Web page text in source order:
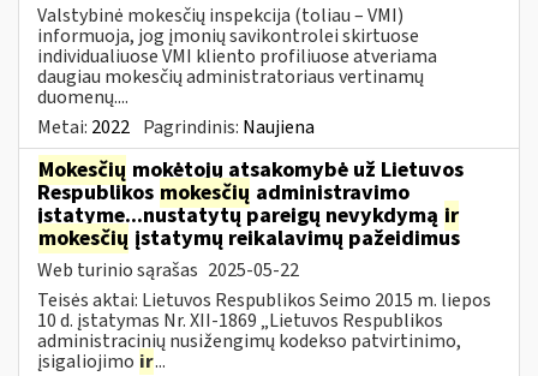
Valstybinė mokesčių inspekcija (toliau – VMI)
informuoja, jog įmonių savikontrolei skirtuose
individualiuose VMI kliento profiliuose atveriama
daugiau mokesčių administratoriaus vertinamų
duomenų....
Metai: 2022 Pagrindinis: Naujiena
Mokesčių mokėtojų atsakomybė už Lietuvos
Respublikos mokesčių administravimo
įstatyme...nustatytų pareigų nevykdymą ir
mokesčių įstatymų reikalavimų pažeidimus
Web turinio sąrašas 2025-05-22
Teisės aktai: Lietuvos Respublikos Seimo 2015 m. liepos
10 d. įstatymas Nr. XII-1869 „Lietuvos Respublikos
administracinių nusižengimų kodekso patvirtinimo,
įsigaliojimo ir...